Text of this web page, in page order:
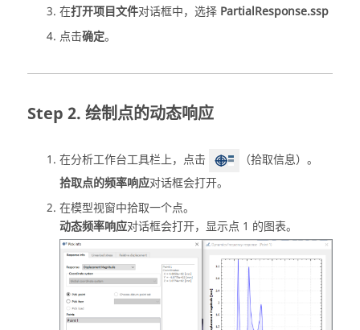
在打开项目文件对话框中，选择 PartialResponse.ssp
点击确定。
绘制点的动态响应
在分析工作台工具栏上，点击
（拾取信息）。
拾取点的频率响应对话框会打开。
在模型视窗中拾取一个点。
动态频率响应对话框会打开，显示点 1 的图表。